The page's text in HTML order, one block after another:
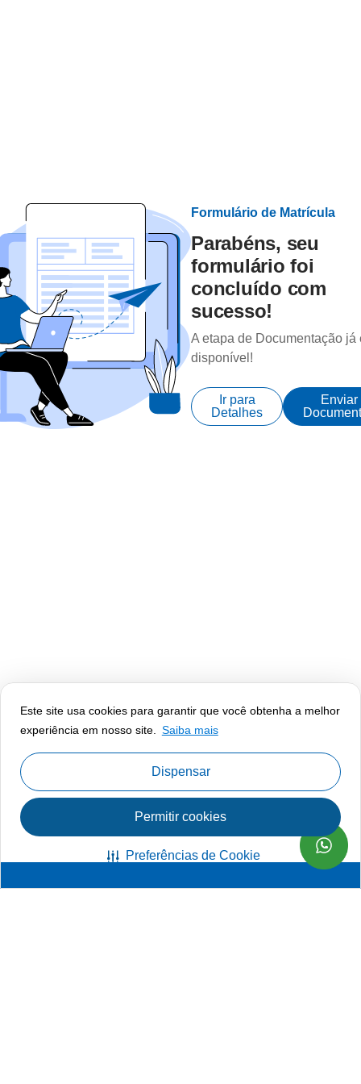
Este site usa cookies para garantir que você obtenha a melhor
experiência em nosso site. Saiba mais
Permitir cookies
Dispensar
Preferências de Cookie
Formulário de Matrícula
Parabéns, seu
formulário foi
concluído com
sucesso!
A etapa de Documentação já
disponível!
Enviar
Ir para
Detalhes